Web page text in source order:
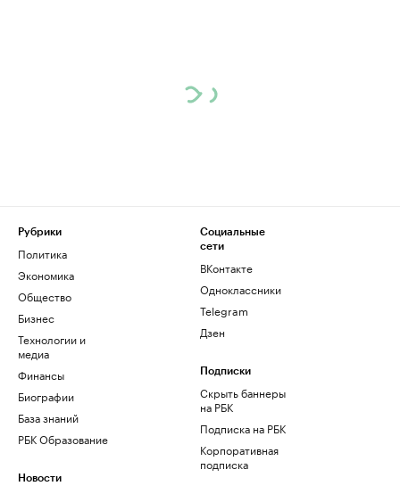
Рубрики
Политика
Экономика
Общество
Бизнес
Технологии и
медиа
Финансы
Биографии
База знаний
РБК Образование
Новости
Социальные
сети
ВКонтакте
Одноклассники
Telegram
Дзен
Подписки
Скрыть баннеры
на РБК
Подписка на РБК
Корпоративная
подписка